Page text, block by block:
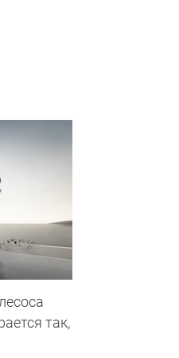
так,